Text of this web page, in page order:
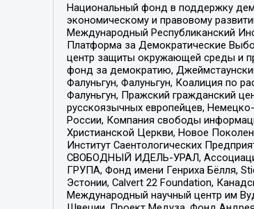
Национальный фонд в поддержку
экономическому и правовому
Международный Республиканский
Платформа за Демократические
центр защиты окружающей среды и
фонд за демократию,
Фалуньгун, Фалуньгун, Коалиция по
Фалуньгун, Пражский гражданский
русскоязычных европейцев,
России, Компания свободы
Христианской Церкви, Новое
Институт Саентологических
СВОБОДНЫЙ ИДЕЛЬ-УРАЛ,
ГРУПА, Фонд имени Генриха Бёлля,
Эстонии, Calvert 22 Foundation,
Международный научный центр им